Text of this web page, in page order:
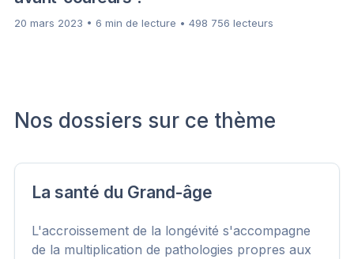
20 mars 2023 • 6 min de lecture • 498 756 lecteurs
Nos dossiers sur ce thème
La santé du Grand-âge
L'accroissement de la longévité s'accompagne
de la multiplication de pathologies propres aux